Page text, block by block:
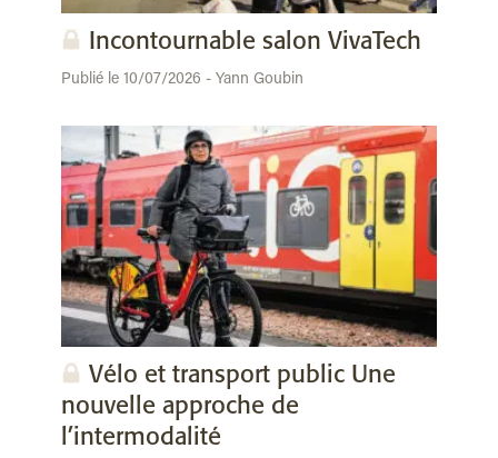
Incontournable salon VivaTech
Publié le 10/07/2026 - Yann Goubin
Vélo et transport public Une
nouvelle approche de
l’intermodalité